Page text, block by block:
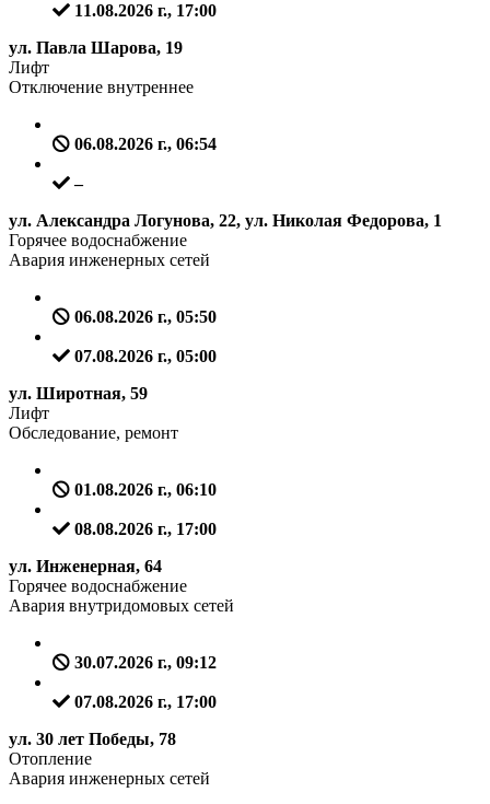
11.08.2026 г., 17:00
ул. Павла Шарова, 19
Лифт
Отключение внутреннее
06.08.2026 г., 06:54
–
ул. Александра Логунова, 22, ул. Николая Федорова, 1
Горячее водоснабжение
Авария инженерных сетей
06.08.2026 г., 05:50
07.08.2026 г., 05:00
ул. Широтная, 59
Лифт
Обследование, ремонт
01.08.2026 г., 06:10
08.08.2026 г., 17:00
ул. Инженерная, 64
Горячее водоснабжение
Авария внутридомовых сетей
30.07.2026 г., 09:12
07.08.2026 г., 17:00
ул. 30 лет Победы, 78
Отопление
Авария инженерных сетей